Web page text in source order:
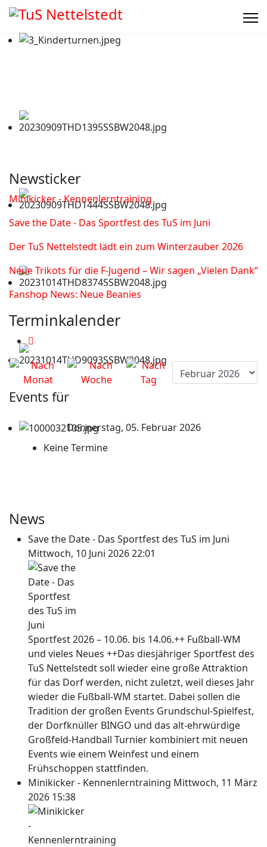
Newsticker
Minikicker - Kennenlerntraining
Save the Date - Das Sportfest des TuS im Juni
Der TuS Nettelstedt lädt ein zum Winterzauber 2026
Neue Trikots für die F-Jugend – Wir sagen „Vielen Dank“
Fanshop News: Neue Beanies
Terminkalender
Events für
Donnerstag, 05. Februar 2026
Keine Termine
News
Save the Date - Das Sportfest des TuS im Juni
Mittwoch, 10 Juni 2026 22:01
Sportfest 2026 – 10.06. bis 14.06.++ Fußball-WM
und vieles Neues ++Das diesjähriger Sportfest des
TuS Nettelstedt soll wieder eine große Attraktion
für das Dorf werden, nicht zuletzt, weil dieses Jahr
wieder die Fußball-WM startet. Dabei sollen die
Tradition der großen Events Grundschul-Spielfest,
der Dorfknüller BINGO und das alt-ehrwürdige
Großfeld-Handball Turnier kombiniert mit neuen
Events wie einem Weinfest und einem
Frühschoppen stattfinden.
Minikicker - Kennenlerntraining Mittwoch, 11 März
2026 15:38